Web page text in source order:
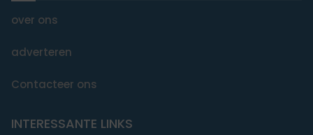
over ons
adverteren
Contacteer ons
INTERESSANTE LINKS